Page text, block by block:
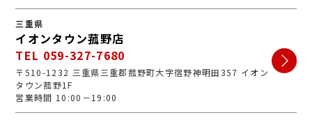
三重県
イオンタウン菰野店
TEL 059-327-7680
〒510-1232 三重県三重郡菰野町大字宿野神明田357 イオン
タウン菰野1F
営業時間 10:00－19:00